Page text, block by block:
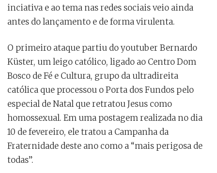
inciativa e ao tema nas redes sociais veio ainda
antes do lançamento e de forma virulenta.
O primeiro ataque partiu do youtuber Bernardo
Küster, um leigo católico, ligado ao Centro Dom
Bosco de Fé e Cultura, grupo da ultradireita
católica que processou o Porta dos Fundos pelo
especial de Natal que retratou Jesus como
homossexual. Em uma postagem realizada no dia
10 de fevereiro, ele tratou a Campanha da
Fraternidade deste ano como a “mais perigosa de
todas”.